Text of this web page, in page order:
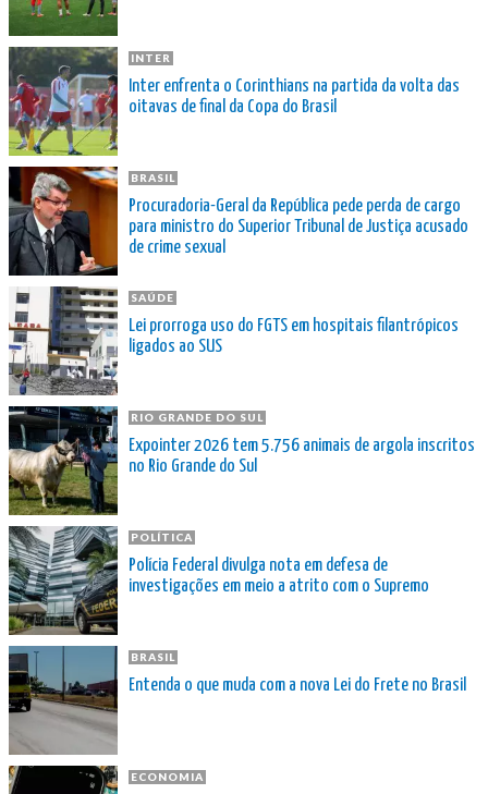
INTER
Inter enfrenta o Corinthians na partida da volta das
oitavas de final da Copa do Brasil
BRASIL
Procuradoria-Geral da República pede perda de cargo
para ministro do Superior Tribunal de Justiça acusado
de crime sexual
SAÚDE
Lei prorroga uso do FGTS em hospitais filantrópicos
ligados ao SUS
RIO GRANDE DO SUL
Expointer 2026 tem 5.756 animais de argola inscritos
no Rio Grande do Sul
POLÍTICA
Polícia Federal divulga nota em defesa de
investigações em meio a atrito com o Supremo
BRASIL
Entenda o que muda com a nova Lei do Frete no Brasil
ECONOMIA